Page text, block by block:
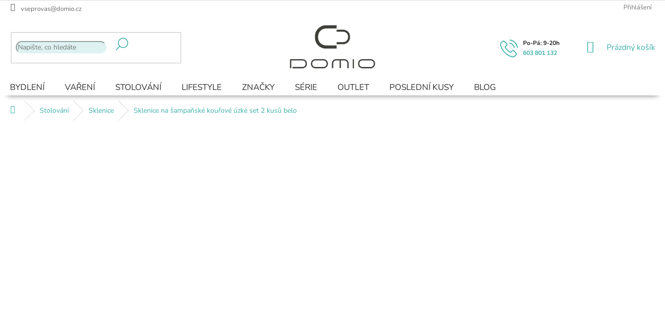
Přejít
vseprovas@domio.cz Přihlášení
603 801 132
NÁKUPNÍ
Prázdný košík
BYDLENÍ VAŘENÍ STOLOVÁNÍ LIFESTYLE ZNAČKY SÉRIE OUTLET POSLEDNÍ KUSY BLOG
Domů Stolování Sklenice Sklenice na šampaňské kouřové úzké set 2 kusů belo